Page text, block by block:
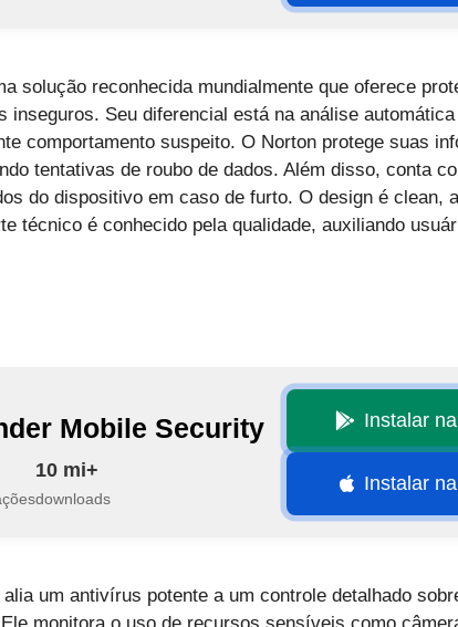
solução reconhecida mundialmente que oferece
inseguros. Seu diferencial está na análise
comportamento suspeito. O Norton protege suas
tentativas de roubo de dados. Além disso, conta
do dispositivo em caso de furto. O design é clean,
técnico é conhecido pela qualidade, auxiliando
Mobile Security
10 mi+
downloads
Instalar
Instalar
um antivírus potente a um controle detalhado
monitora o uso de recursos sensíveis como